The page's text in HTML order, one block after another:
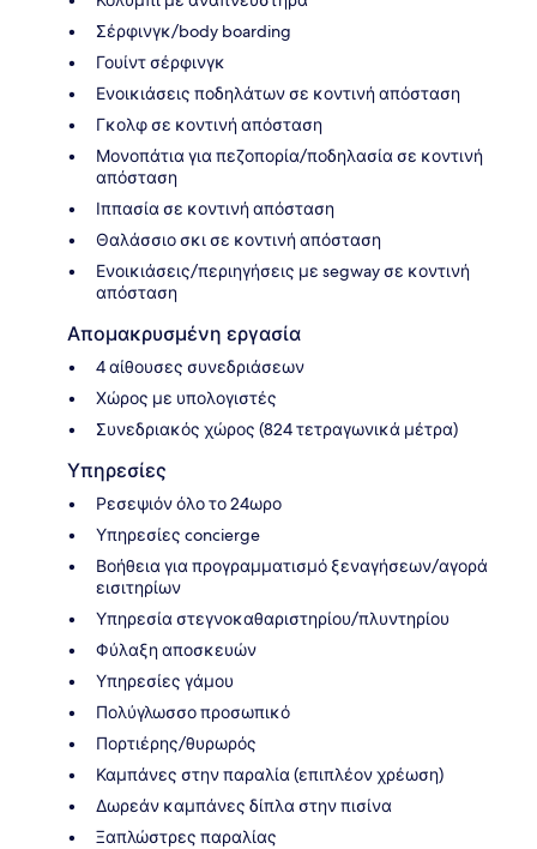
Σέρφινγκ/body boarding
Γουίντ σέρφινγκ
Ενοικιάσεις ποδηλάτων σε κοντινή απόσταση
Γκολφ σε κοντινή απόσταση
Μονοπάτια για πεζοπορία/ποδηλασία σε κοντινή
απόσταση
Ιππασία σε κοντινή απόσταση
Θαλάσσιο σκι σε κοντινή απόσταση
Ενοικιάσεις/περιηγήσεις με segway σε κοντινή
απόσταση
Απομακρυσμένη εργασία
4 αίθουσες συνεδριάσεων
Χώρος με υπολογιστές
Συνεδριακός χώρος (824 τετραγωνικά μέτρα)
Υπηρεσίες
Ρεσεψιόν όλο το 24ωρο
Υπηρεσίες concierge
Βοήθεια για προγραμματισμό ξεναγήσεων/αγορά
εισιτηρίων
Υπηρεσία στεγνοκαθαριστηρίου/πλυντηρίου
Φύλαξη αποσκευών
Υπηρεσίες γάμου
Πολύγλωσσο προσωπικό
Πορτιέρης/θυρωρός
Καμπάνες στην παραλία (επιπλέον χρέωση)
Δωρεάν καμπάνες δίπλα στην πισίνα
Ξαπλώστρες παραλίας